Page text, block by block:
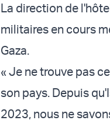
La direction de
militaires en cours
Gaza.
« Je ne trouve pas
son pays. Depuis
2023, nous ne